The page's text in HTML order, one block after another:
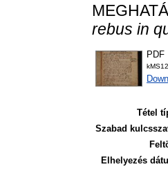
rebus in
PDF
Tétel
Szabad
Elhelyezés